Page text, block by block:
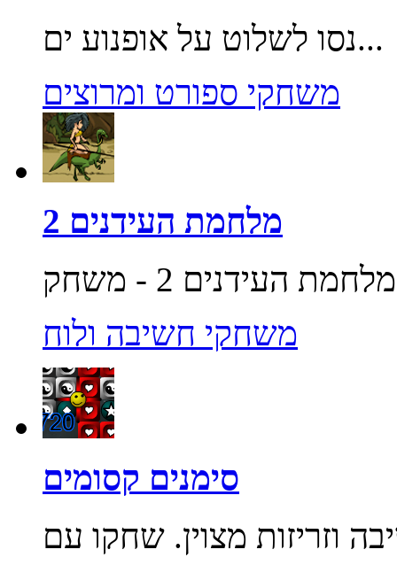
נסו לשלוט על אופנוע ים...
משחקי ספורט ומרוצים
מלחמת העידנים 2
משחקי חשיבה ולוח
סימנים קסומים